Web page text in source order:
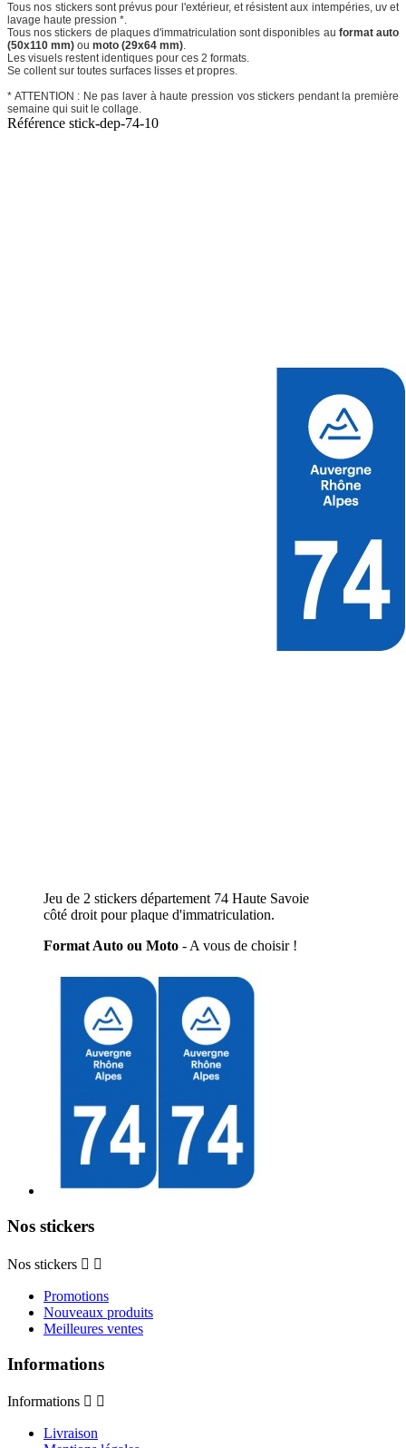
Tous nos stickers sont prévus pour l'extérieur, et résistent aux intempéries, uv et
lavage haute pression *.
Tous nos stickers de plaques d'immatriculation sont disponibles au format auto
(50x110 mm) ou moto (29x64 mm).
Les visuels restent identiques pour ces 2 formats.
Se collent sur toutes surfaces lisses et propres.
* ATTENTION : Ne pas laver à haute pression vos stickers pendant la première
semaine qui suit le collage.
Référence stick-dep-74-10
Jeu de 2 stickers département 74 Haute Savoie
côté droit pour plaque d'immatriculation.
Format Auto ou Moto - A vous de choisir !
Nos stickers
Nos stickers  
Promotions
Nouveaux produits
Meilleures ventes
Informations
Informations  
Livraison